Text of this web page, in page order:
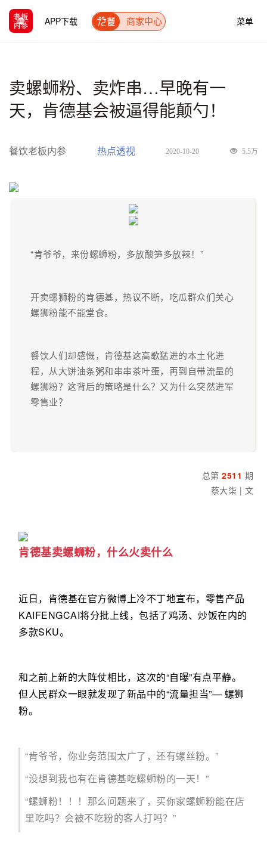
菜单
APP下载 商家中心
卖螺蛳粉、卖炸串…早晚有一
天，肯德基会被逼得能颠勺！
餐饮老板内参 热点透视 2020-10-20 5.5万
“肯爷爷，来份螺蛳粉，多放酸笋多放辣！”
开卖螺狮粉的肯德基，热议不断，吃瓜群众们关心
螺狮粉能不能堂食。
餐饮人们却感慨，肯德基这高歌猛进的本土化进
程，从大饼油条粥和串串茶叶蛋，再到自带流量的
螺狮粉？这背后的策略是什么？又为什么突然进军
零售业？
总第 2511 期
蔡大柒 | 文
肯德基卖螺蛳粉，什么火卖什么
近日，肯德基在官方微博上冷不丁地宣布，零售产品
KAIFENGCAI将分批上线，包括了鸡汤、炒饭在内的
多款SKU。
和之前上新的大阵仗相比，这次的“自曝”有点平静。
但人民群众一眼就发现了新品中的“流量担当”— 螺狮
粉。
“肯爷爷，你业务范围太广了，还有螺丝粉。”
“没想到我也有在肯德基吃螺蛳粉的一天！”
“螺蛳粉！！！那么问题来了，买你家螺蛳粉能在店
里吃吗？会被不吃粉的客人打吗？”